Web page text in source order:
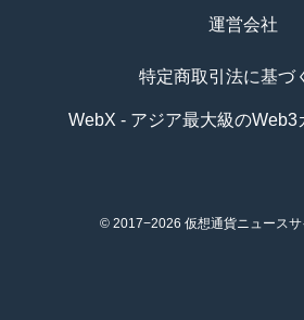
運営会社
特定商取引法に基づ
WebX - アジア最大級のWeb3
© 2017−2026 仮想通貨ニュース